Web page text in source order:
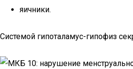
яичники.
Системой гипоталамус-гипофиз